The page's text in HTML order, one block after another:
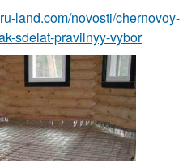
land.com/novosti/chernovoy-
sdelat-pravilnyy-vybor